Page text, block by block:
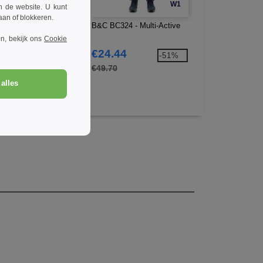
W1 W1
B&C BC324 - Multi-Active
€24.44
€49.70
-51%
de website. U kunt
of blokkeren.
bekijk ons Cookie
alles